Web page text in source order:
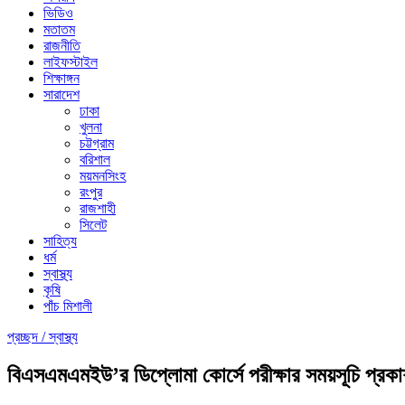
ভিডিও
মতাতম
রাজনীতি
লাইফস্টাইল
শিক্ষাঙ্গন
সারাদেশ
ঢাকা
খুলনা
চট্টগ্রাম
বরিশাল
ময়মনসিংহ
রংপুর
রাজশাহী
সিলেট
সাহিত্য
ধর্ম
স্বাস্থ্য
কৃষি
পাঁচ মিশালী
প্রচ্ছদ /স্বাস্থ্য
বিএসএমএমইউ’র ডিপ্লোমা কোর্সে পরীক্ষার সময়সূচি